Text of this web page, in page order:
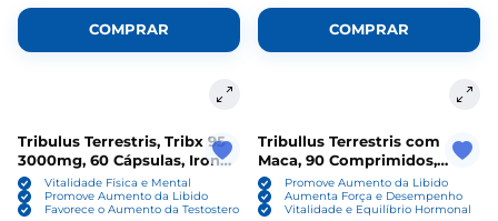
COMPRAR COMPRAR
Tribulus Terrestris, Tribx 95
3000mg, 60 Cápsulas, Iron
TechVitalidade Física e Mental
Promove Aumento da Libido
Favorece o Aumento da Testosterona
Tribullus Terrestris com
Maca, 90 Comprimidos,
Black Hunter
Promove Aumento da Libido
Aumenta Força e Desempenho
Vitalidade e Equilíbrio Hormonal